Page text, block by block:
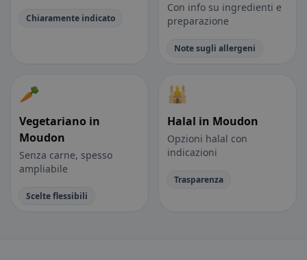
Chiaramente indicato
Con info su ingredienti e
preparazione
Note sugli allergeni
🥕
Vegetariano in
Moudon
Senza carne, spesso
ampliabile
Scelte flessibili
🕌
Halal in Moudon
Opzioni halal con
indicazioni
Trasparenza